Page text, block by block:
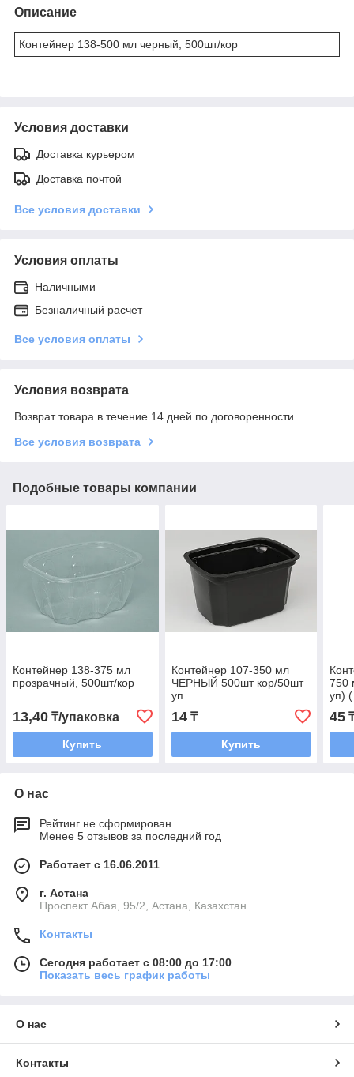
Описание
Контейнер 138-500 мл черный, 500шт/кор
Условия доставки
Доставка курьером
Доставка почтой
Все условия доставки
Условия оплаты
Наличными
Безналичный расчет
Все условия оплаты
Условия возврата
Возврат товара в течение 14 дней по договоренности
Все условия возврата
Подобные товары компании
Контейнер 138-375 мл
прозрачный, 500шт/кор
13,40 ₸/упаковка
Купить
Контейнер 107-350 мл
ЧЕРНЫЙ 500шт кор/50шт
уп
14₸
Купить
750
уп)
45
О нас
Рейтинг не сформирован
Менее 5 отзывов за последний год
Работает с 16.06.2011
г. Астана
​Проспект Абая, 95/2, Астана, Казахстан
Контакты
Сегодня работает с 08:00 до 17:00
Показать весь график работы
О нас
Контакты